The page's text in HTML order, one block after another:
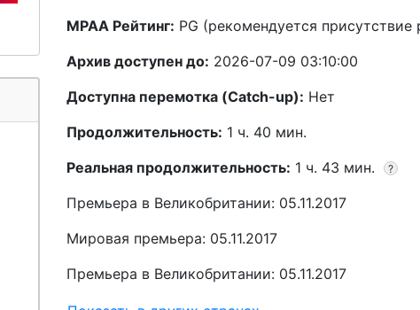
MPAA Рейтинг: PG (рекомендуется присутствие
Архив доступен до: 2026-07-09 03:10:00
Доступна перемотка (Catch-up): Нет
Продолжительность: 1 ч. 40 мин.
Реальная продолжительность: 1 ч. 43 мин. ?
Премьера в Великобритании: 05.11.2017
Мировая премьера: 05.11.2017
Премьера в Великобритании: 05.11.2017